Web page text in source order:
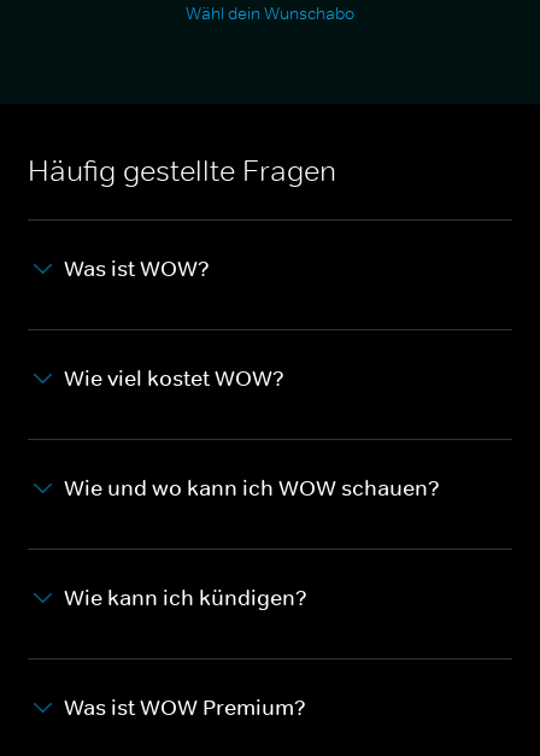
Wähl dein Wunschabo
Häufig gestellte Fragen
Was ist WOW?
Wie viel kostet WOW?
Wie und wo kann ich WOW schauen?
Wie kann ich kündigen?
Was ist WOW Premium?